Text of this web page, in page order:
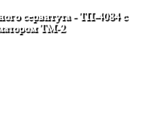
сервитута - ТП-4084 с
ТМ-2